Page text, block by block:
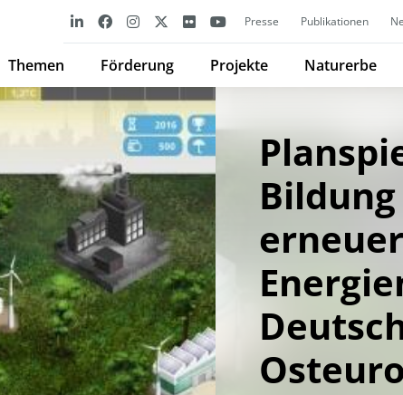
Presse Publikationen
Themen Förderung Projekte Naturerbe
Bildung